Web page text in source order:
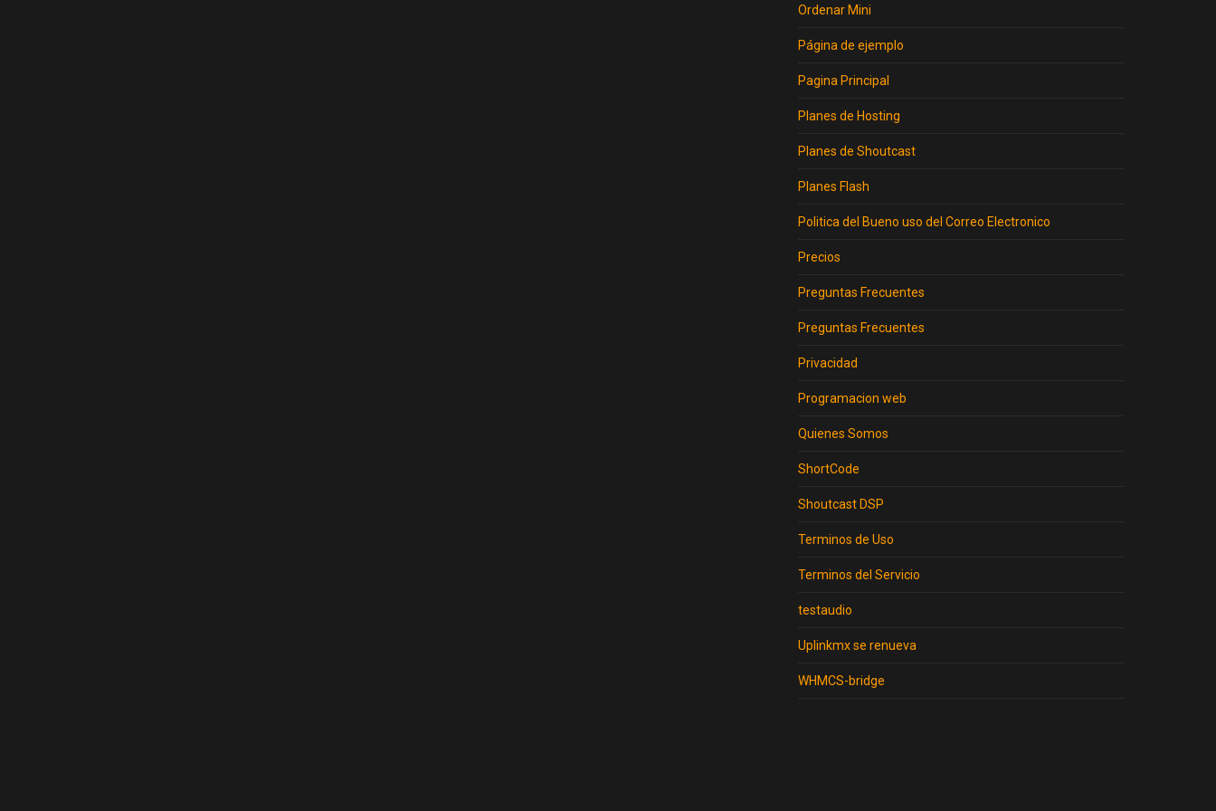
Ordenar Mini
Página de ejemplo
Pagina Principal
Planes de Hosting
Planes de Shoutcast
Planes Flash
Politica del Bueno uso del Correo Electronico
Precios
Preguntas Frecuentes
Preguntas Frecuentes
Privacidad
Programacion web
Quienes Somos
ShortCode
Shoutcast DSP
Terminos de Uso
Terminos del Servicio
testaudio
Uplinkmx se renueva
WHMCS-bridge